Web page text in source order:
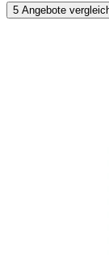
5 Angebote